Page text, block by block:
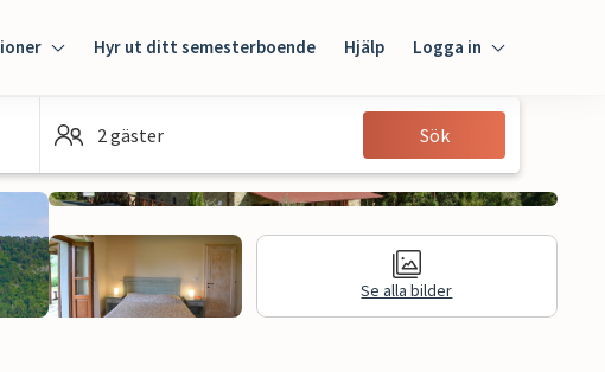
Hyr ut ditt semesterboende Hjälp Logga in
Gäst
2 gäster Sök
Se alla bilder